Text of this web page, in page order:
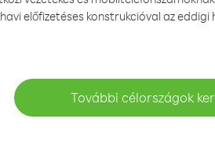
előfizetéses konstrukcióval az
További célországok